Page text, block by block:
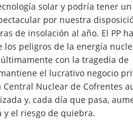
solar y podría tener un
por nuestra
de insolación al año. El PP
los peligros de la energía
con la tragedia de
el lucrativo negocio
Central Nuclear de Cofrentes
y, cada día que pasa,
y el riesgo de quiebra.